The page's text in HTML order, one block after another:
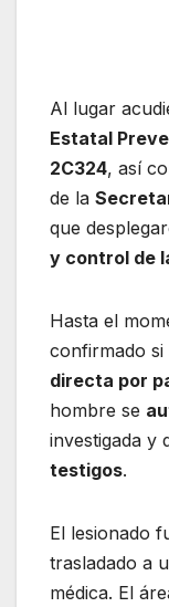
Al lugar
Estatal
2C324, así
de la
que
y control de
Hasta el
confirmado
directa por
hombre se
investigada y
testigos.
El lesionado
trasladado a
médica. El